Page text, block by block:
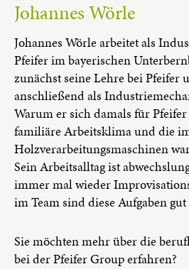
Johannes Wörle
Johannes Wörle arbeitet als
Pfeifer im bayerischen
zunächst seine Lehre bei Pfeifer
anschließend als
Warum er sich damals für
familiäre Arbeitsklima und die
Holzverarbeitungsmaschinen
Sein Arbeitsalltag ist
immer mal wieder
im Team sind diese Aufgaben
Sie möchten mehr über die
bei der Pfeifer Group erfahren?